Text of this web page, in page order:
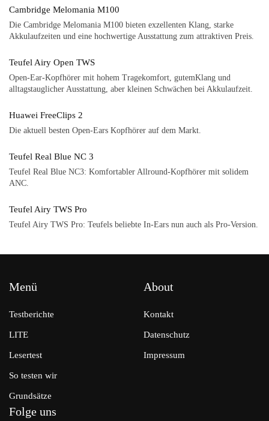
Cambridge Melomania M100
Die Cambridge Melomania M100 bieten exzellenten Klang, starke
Akkulaufzeiten und eine hochwertige Ausstattung zum attraktiven Preis.
Teufel Airy Open TWS
Open-Ear-Kopfhörer mit hohem Tragekomfort, gutemKlang und
alltagstauglicher Ausstattung, aber kleinen Schwächen bei Akkulaufzeit.
Huawei FreeClips 2
Die aktuell besten Open-Ears Kopfhörer auf dem Markt.
Teufel Real Blue NC 3
Teufel Real Blue NC3: Komfortabler Allround-Kopfhörer mit solidem
ANC.
Teufel Airy TWS Pro
Teufel Airy TWS Pro: Teufels beliebte In-Ears nun auch als Pro-Version.
Menü
Testberichte
LITE
Lesertest
So testen wir
Grundsätze
About
Kontakt
Datenschutz
Impressum
Folge uns